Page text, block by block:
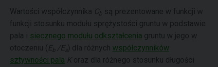
Wartości współczynnika Cb są prezentowane w funkcji w
funkcji stosunku modułu sprężystości gruntu w podstawie
pala i siecznego modułu odkształcenia gruntu w jego w
otoczeniu ( Eb /E s) dla różnych współczynników
sztywności pala Koraz dla różnego stosunku długości